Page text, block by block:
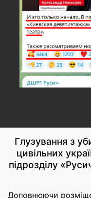
Глузування з
цивільних
підрозділу
Доповнюючи